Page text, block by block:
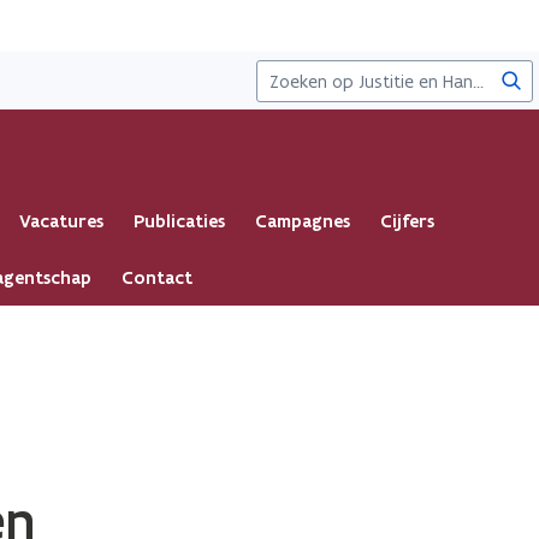
Vacatures Publicaties Campagnes Cijfers
Contact